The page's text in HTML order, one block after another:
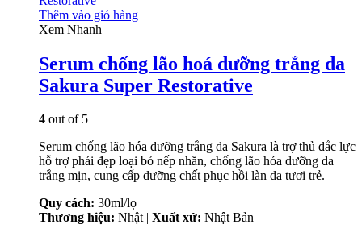
Thêm vào giỏ hàng
Xem Nhanh
Serum chống lão hoá dưỡng trắng da
Sakura Super Restorative
4 out of 5
Serum chống lão hóa dưỡng trắng da Sakura là trợ thủ đắc lực
hỗ trợ phái đẹp loại bỏ nếp nhăn, chống lão hóa dưỡng da
trắng mịn, cung cấp dưỡng chất phục hồi làn da tươi trẻ.
Quy cách: 30ml/lọ
Thương hiệu: Nhật | Xuất xứ: Nhật Bản